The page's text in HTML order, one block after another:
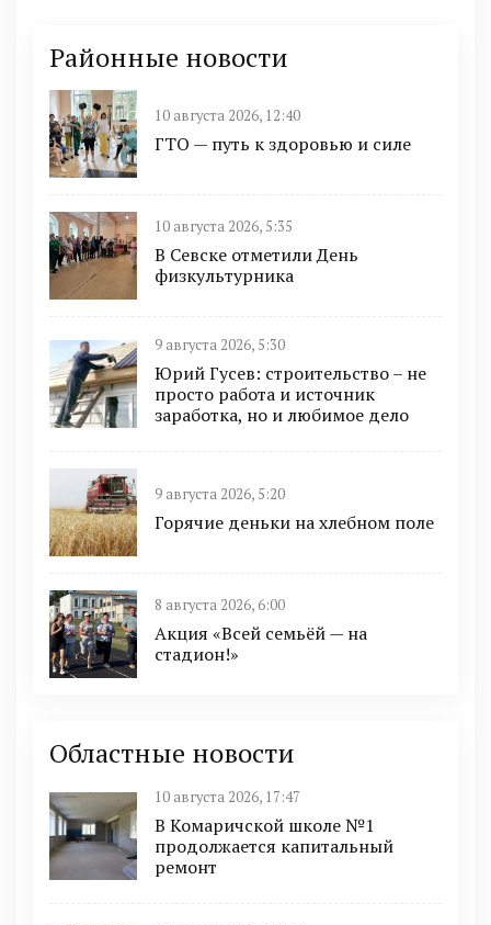
Районные новости
10 августа 2026, 12:40
ГТО — путь к здоровью и силе
10 августа 2026, 5:35
В Севске отметили День
физкультурника
9 августа 2026, 5:30
Юрий Гусев: строительство – не
просто работа и источник
заработка, но и любимое дело
9 августа 2026, 5:20
Горячие деньки на хлебном поле
8 августа 2026, 6:00
Акция «Всей семьёй — на
стадион!»
Областные новости
10 августа 2026, 17:47
В Комаричской школе №1
продолжается капитальный
ремонт